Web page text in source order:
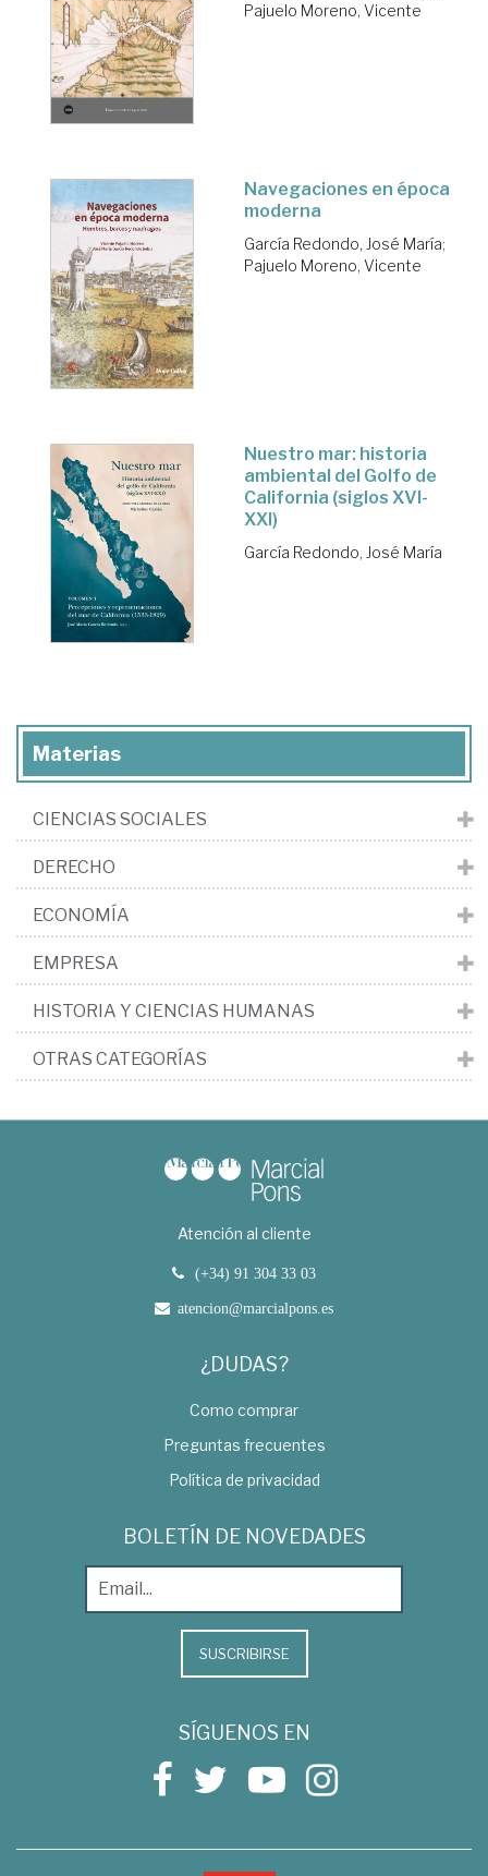
Pajuelo Moreno, Vicente
Navegaciones en época
moderna
García Redondo, José María;
Pajuelo Moreno, Vicente
Nuestro mar: historia
ambiental del Golfo de
California (siglos XVI-
XXI)
García Redondo, José María
Materias
CIENCIAS SOCIALES
DERECHO
ECONOMÍA
EMPRESA
HISTORIA Y CIENCIAS HUMANAS
OTRAS CATEGORÍAS
Atención al cliente
(+34) 91 304 33 03
atencion@marcialpons.es
¿DUDAS?
Como comprar
Preguntas frecuentes
Política de privacidad
BOLETÍN DE NOVEDADES
SUSCRIBIRSE
SÍGUENOS EN